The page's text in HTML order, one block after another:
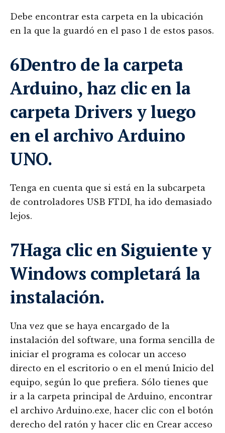
Debe encontrar esta carpeta en la ubicación
en la que la guardó en el paso 1 de estos pasos.
6Dentro de la carpeta
Arduino, haz clic en la
carpeta Drivers y luego
en el archivo Arduino
UNO.
Tenga en cuenta que si está en la subcarpeta
de controladores USB FTDI, ha ido demasiado
lejos.
7Haga clic en Siguiente y
Windows completará la
instalación.
Una vez que se haya encargado de la
instalación del software, una forma sencilla de
iniciar el programa es colocar un acceso
directo en el escritorio o en el menú Inicio del
equipo, según lo que prefiera. Sólo tienes que
ir a la carpeta principal de Arduino, encontrar
el archivo Arduino.exe, hacer clic con el botón
derecho del ratón y hacer clic en Crear acceso